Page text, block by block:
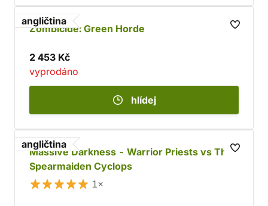
angličtina
Zombicide: Green Horde
2 453 Kč
vyprodáno
hlídej
angličtina
Massive Darkness - Warrior Priests vs The
Spearmaiden Cyclops
1×